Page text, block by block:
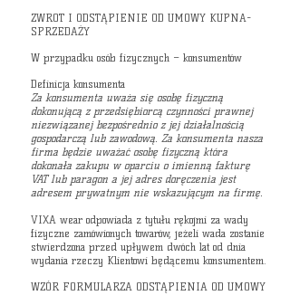
ZWROT I ODSTĄPIENIE OD UMOWY KUPNA-
SPRZEDAŻY
W przypadku osób fizycznych – konsumentów
Definicja konsumenta
Za konsumenta uważa się osobę fizyczną
dokonującą z przedsiębiorcą czynności prawnej
niezwiązanej bezpośrednio z jej działalnością
gospodarczą lub zawodową. Za konsumenta nasza
firma będzie uważać osobę fizyczną która
dokonała zakupu w oparciu o imienną fakturę
VAT lub paragon a jej adres doręczenia jest
adresem prywatnym nie wskazującym na firmę.
VIXA wear odpowiada z tytułu rękojmi za wady
fizyczne zamówionych towarów, jeżeli wada zostanie
stwierdzona przed upływem dwóch lat od dnia
wydania rzeczy Klientowi będącemu konsumentem.
WZÓR FORMULARZA ODSTĄPIENIA OD UMOWY